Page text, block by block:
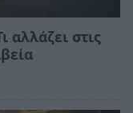
αλλάζει στις